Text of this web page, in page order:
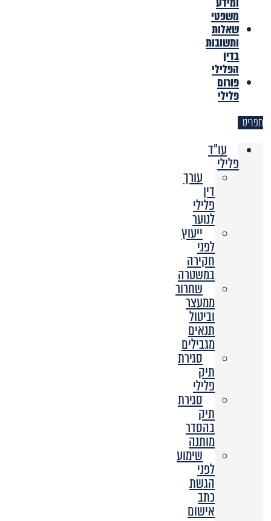
משפטי
שאלות
ותשובות
בדין
הפלילי
פורום
פלילי
תפריט
עו"ד
פלילי
עורך
דין
פלילי
לנוער
ייעוץ
לפני
חקירה
במשטרה
שחרור
ממעצר
וביטול
תנאים
מגבילים
סגירת
תיק
פלילי
סגירת
תיק
בהסדר
מותנה
שימוע
לפני
הגשת
כתב
אישום